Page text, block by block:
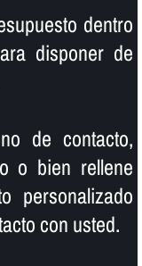
dentro
disponer de
de contacto,
o bien rellene
personalizado
con usted.